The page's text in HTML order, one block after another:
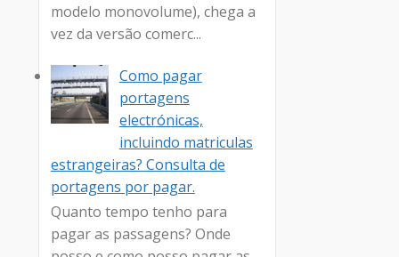
modelo monovolume), chega a
vez da versão comerc...
Como pagar
portagens
electrónicas,
incluindo matriculas
estrangeiras? Consulta de
portagens por pagar.
Quanto tempo tenho para
pagar as passagens? Onde